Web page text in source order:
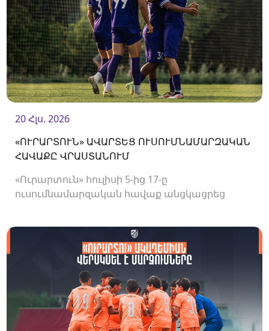
20 Հլս. 2026
«ՈՒՐԱՐՏՈՒՆ» ԱՎԱՐՏԵՑ ՈՒՍՈՒՄՆԱՄԱՐԶԱԿԱՆ
ՀԱՎԱՔԸ ՎՐԱՍՏԱՆՈՒՄ
«Ուրարտուն» հուլիսի 5-ից 17-ը
ուսումնամարզական հավաք անցկացրեց